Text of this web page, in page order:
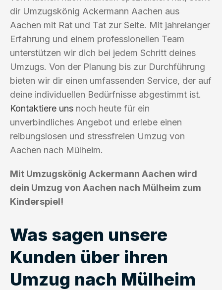
dir Umzugskönig Ackermann Aachen aus
Aachen mit Rat und Tat zur Seite. Mit jahrelanger
Erfahrung und einem professionellen Team
unterstützen wir dich bei jedem Schritt deines
Umzugs. Von der Planung bis zur Durchführung
bieten wir dir einen umfassenden Service, der auf
deine individuellen Bedürfnisse abgestimmt ist.
Kontaktiere uns noch heute für ein
unverbindliches Angebot und erlebe einen
reibungslosen und stressfreien Umzug von
Aachen nach Mülheim.
Mit Umzugskönig Ackermann Aachen wird
dein Umzug von Aachen nach Mülheim zum
Kinderspiel!
Was sagen unsere
Kunden über ihren
Umzug nach Mülheim